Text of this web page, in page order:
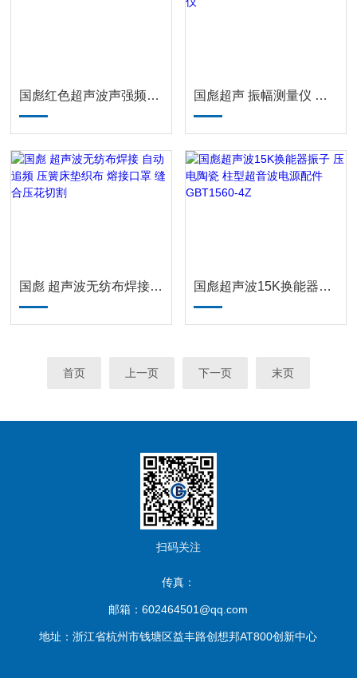
国彪红色超声波声强频率分析仪 10W待机 全国包邮 国彪超声 振幅测量仪 焊接机厂家供应 超音波 焊头位移测试仪
国彪 超声波无纺布焊接 自动追频 压簧床垫织布 熔接口罩 缝合压花切割 国彪超声波15K换能器振子 压电陶瓷 柱型超音波电源配件GBT1560-4Z
首页 上一页 下一页 末页
扫码关注
传真：
邮箱：602464501@qq.com
地址：浙江省杭州市钱塘区益丰路创想邦AT800创新中心